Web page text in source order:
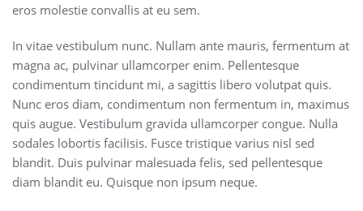
eros molestie convallis at eu sem.
In vitae vestibulum nunc. Nullam ante mauris, fermentum at
magna ac, pulvinar ullamcorper enim. Pellentesque
condimentum tincidunt mi, a sagittis libero volutpat quis.
Nunc eros diam, condimentum non fermentum in, maximus
quis augue. Vestibulum gravida ullamcorper congue. Nulla
sodales lobortis facilisis. Fusce tristique varius nisl sed
blandit. Duis pulvinar malesuada felis, sed pellentesque
diam blandit eu. Quisque non ipsum neque.